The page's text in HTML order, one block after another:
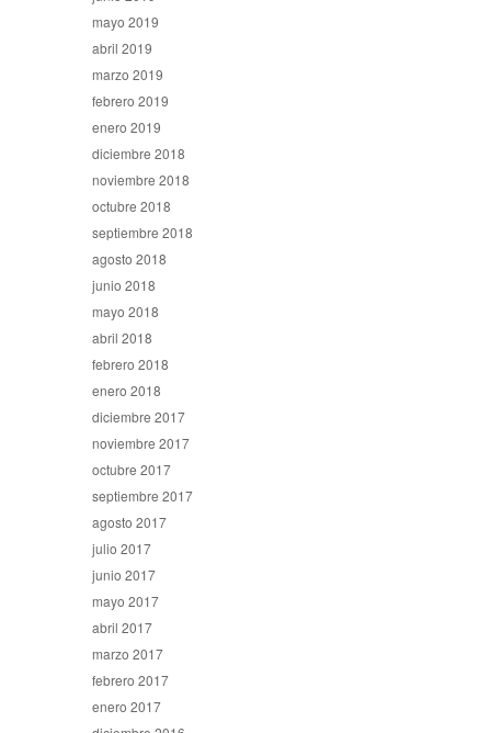
mayo 2019
abril 2019
marzo 2019
febrero 2019
enero 2019
diciembre 2018
noviembre 2018
octubre 2018
septiembre 2018
agosto 2018
junio 2018
mayo 2018
abril 2018
febrero 2018
enero 2018
diciembre 2017
noviembre 2017
octubre 2017
septiembre 2017
agosto 2017
julio 2017
junio 2017
mayo 2017
abril 2017
marzo 2017
febrero 2017
enero 2017